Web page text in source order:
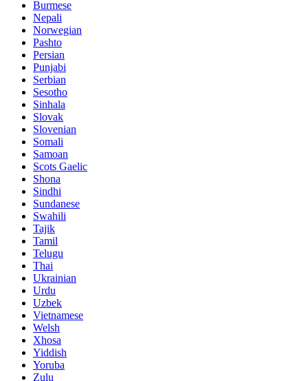
Burmese
Nepali
Norwegian
Pashto
Persian
Punjabi
Serbian
Sesotho
Sinhala
Slovak
Slovenian
Somali
Samoan
Scots Gaelic
Shona
Sindhi
Sundanese
Swahili
Tajik
Tamil
Telugu
Thai
Ukrainian
Urdu
Uzbek
Vietnamese
Welsh
Xhosa
Yiddish
Yoruba
Zulu